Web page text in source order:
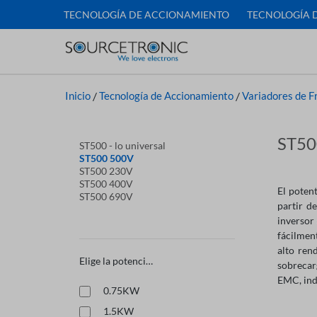
TECNOLOGÍA DE ACCIONAMIENTO TECNOLOGÍA
Inicio /Tecnología de Accionamiento /Variadores de
ST500 - lo universal
ST500 500V
ST500 230V
ST500 400V
ST500 690V
Elige la potencia:
0.75KW
1.5KW
El
partir
inversor
alto
EMC,